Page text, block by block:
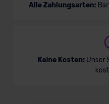
Alle Zahlungsarten:
Keine Kosten: Unser